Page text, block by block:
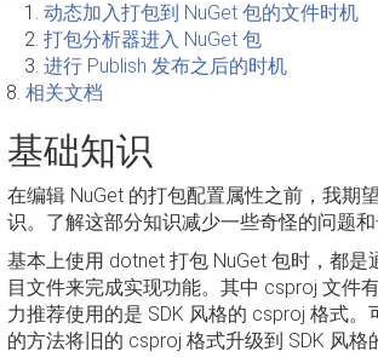
动态加入打包到 NuGet 包的文件时机
打包分析器进入 NuGet 包
进行 Publish 发布之后的时机
相关文档
基础知识
在编辑 NuGet 的打包配置属性之前，我期
识。了解这部分知识减少一些奇怪的问题
基本上使用 dotnet 打包 NuGet 包时，都是
目文件来完成实现功能。其中 csproj 文件
力推荐使用的是 SDK 风格的 csproj 格式。
的方法将旧的 csproj 格式升级到 SDK 风格